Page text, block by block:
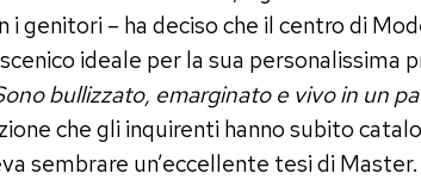
genitori – ha deciso che il centro di
ideale per la sua personalissima
bullizzato, emarginato e vivo in un
che gli inquirenti hanno subito
sembrare un’eccellente tesi di Master.